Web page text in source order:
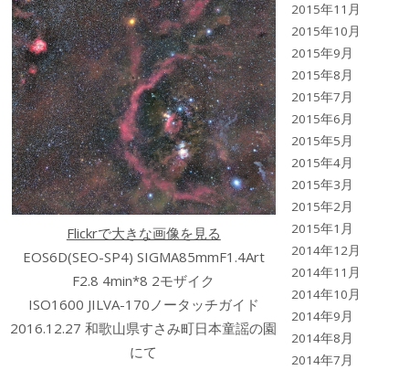
Flickrで大きな画像を見る
EOS6D(SEO-SP4) SIGMA85mmF1.4Art
F2.8 4min*8 2モザイク
ISO1600 JILVA-170ノータッチガイド
2016.12.27 和歌山県すさみ町日本童謡の園
にて
2015年11月
2015年10月
2015年9月
2015年8月
2015年7月
2015年6月
2015年5月
2015年4月
2015年3月
2015年2月
2015年1月
2014年12月
2014年11月
2014年10月
2014年9月
2014年8月
2014年7月